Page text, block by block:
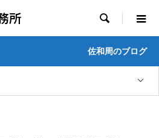
所 
佐和周のブログ